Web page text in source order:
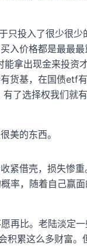
只投入了很少很少
入价格都是最最
拿出现金来投资
货基，在国债etf
了选择权我们就
美的东西。
紧借壳，损失惨
率，随着自己赢
再比。老陆淡定
累这么多财富。